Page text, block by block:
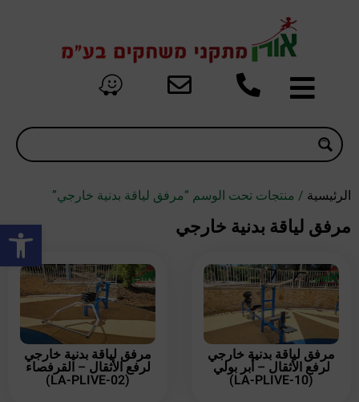
الرئيسية / منتجات تحت الوسم “مرفق لياقة بدنية خارجي”
مرفق لياقة بدنية خارجي
مرفق لياقة بدنية خارجي
لرفع الأثقال – أبر بولي
(LA-PLIVE-10)
مرفق لياقة بدنية خارجي
لرفع الأثقال – القرفصاء
(LA-PLIVE-02)